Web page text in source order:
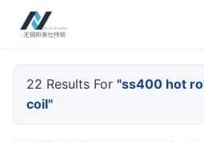
22 Results For "ss400 hot
coil"